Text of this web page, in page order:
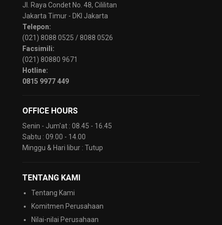
Jl. Raya Condet No. 48, Cililitan
Jakarta Timur - DKI Jakarta
Telepon:
(021) 8088 0525 / 8088 0526
Facsimili:
(021) 80880 9671
Hotline:
0815 9977 449
OFFICE HOURS
Senin - Jum'at : 08.45 - 16.45
Sabtu : 09.00 - 14.00
Minggu & Hari libur : Tutup
TENTANG KAMI
Tentang Kami
Komitmen Perusahaan
Nilai-nilai Perusahaan